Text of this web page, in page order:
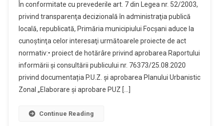
În conformitate cu prevederile art. 7 din Legea nr. 52/2003,
privind transparenţa decizională în administraţia publică
locală, republicată, Primăria municipiului Focşani aduce la
cunoştinţa celor interesaţi următoarele proiecte de act
normativ:• proiect de hotărâre privind aprobarea Raportului
informării și consultării publicului nr. 76373/25.08.2020
privind documentația P.U.Z. și aprobarea Planului Urbanistic
Zonal „Elaborare și aprobare PUZ […]
Continue Reading